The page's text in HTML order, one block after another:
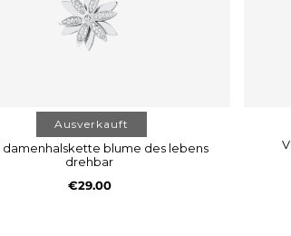
Ausverkauft
drehbar
€29.00
vierblättriges kleeblatt, drehbares